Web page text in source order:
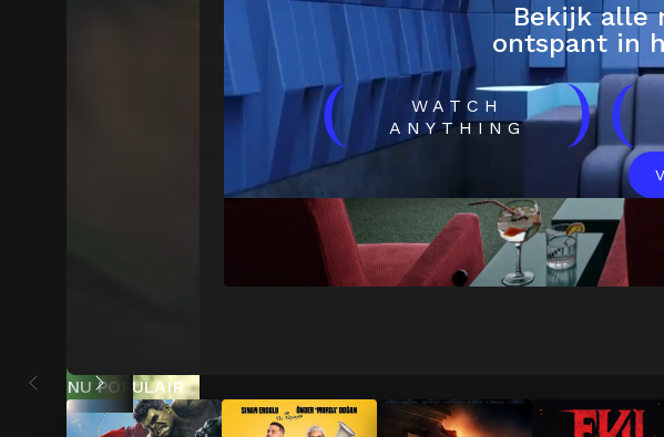
Bekijk alle
ontspant in
(
WATCH
ANYTHING
)(
NU POPULAIR